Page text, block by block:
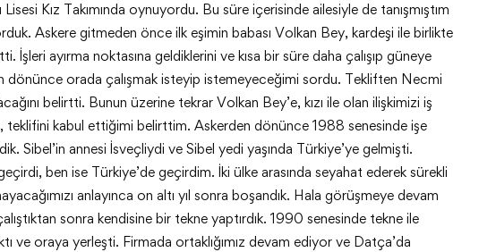
Kız Takımında oynuyordu. Bu süre içerisinde ailesiyle de tanışmıştım
Askere gitmeden önce ilk eşimin babası Volkan Bey, kardeşi ile birlikte
İşleri ayırma noktasına geldiklerini ve kısa bir süre daha çalışıp güneye
dönünce orada çalışmak isteyip istemeyeceğimi sordu. Tekliften Necmi
belirtti. Bunun üzerine tekrar Volkan Bey’e, kızı ile olan ilişkimizi iş
teklifini kabul ettiğimi belirttim. Askerden dönünce 1988 senesinde işe
Sibel’in annesi İsveçliydi ve Sibel yedi yaşında Türkiye’ye gelmişti.
ben ise Türkiye’de geçirdim. İki ülke arasında seyahat ederek sürekli
anlayınca on altı yıl sonra boşandık. Hala görüşmeye devam
sonra kendisine bir tekne yaptırdık. 1990 senesinde tekne ile
ve oraya yerleşti. Firmada ortaklığımız devam ediyor ve Datça’da